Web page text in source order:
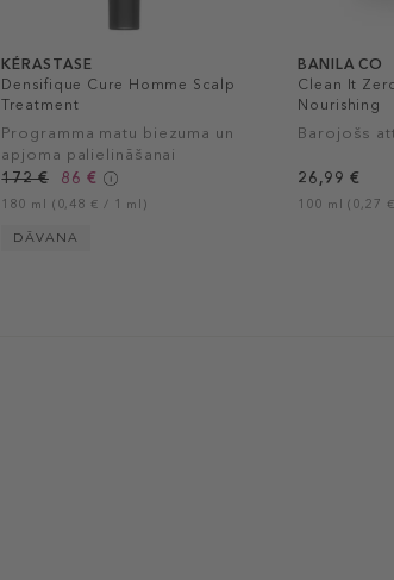
KÉRASTASE
Densifique Cure Homme Scalp
Treatment
Programma matu biezuma un
apjoma palielināšanai
172 €
86 €
180 ml (0,48 € / 1 ml)
DĀVANA
BANILA CO
Clean It
Nourishing
Barojošs
26,99 €
100 ml (0,27